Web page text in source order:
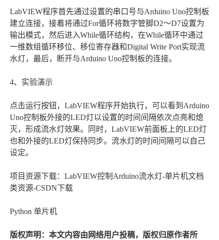
LabVIEW程序首先通过设置的串口号与Arduino Uno控制板
建立连接，接着将通过For循环将数字管脚D2～D7设置为
输出模式，然后进入While循环结构，在While循环中通过
一维数组循环移位、移位寄存器和Digital Write Port实现流
水灯，最后，断开与Arduino Uno控制板的连接。
4、实验演示
点击运行按钮，LabVIEW程序开始执行，可以看到Arduino
Uno控制板外接的LED灯以设置的时间间隔依次点亮和熄
灭，形成流水灯效果。同时，LabVIEW前面板上的LED灯
也和外接的LED灯保持同步。流水灯的时间间隔可以自己
设定。
项目资源下载：LabVIEW控制Arduino流水灯-单片机文档
类资源-CSDN下载
Python 单片机
版权声明：本文内容由网络用户投稿，版权归原作者所